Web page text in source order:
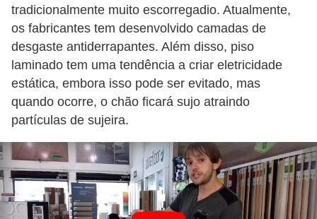
tradicionalmente muito escorregadio. Atualmente,
os fabricantes tem desenvolvido camadas de
desgaste antiderrapantes. Além disso, piso
laminado tem uma tendência a criar eletricidade
estática, embora isso pode ser evitado, mas
quando ocorre, o chão ficará sujo atraindo
partículas de sujeira.